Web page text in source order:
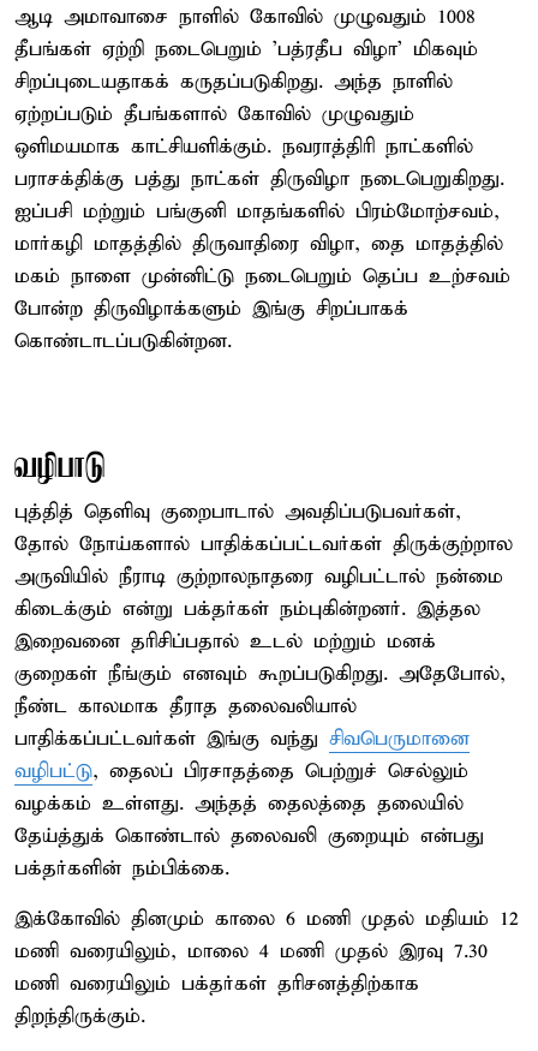
ஆடி அமாவாசை நாளில் கோவில் முழுவதும் 1008
தீபங்கள் ஏற்றி நடைபெறும் 'பத்ரதீப விழா' மிகவும்
சிறப்புடையதாகக் கருதப்படுகிறது. அந்த நாளில்
ஏற்றப்படும் தீபங்களால் கோவில் முழுவதும்
ஒளிமயமாக காட்சியளிக்கும். நவராத்திரி நாட்களில்
பராசக்திக்கு பத்து நாட்கள் திருவிழா நடைபெறுகிறது.
ஐப்பசி மற்றும் பங்குனி மாதங்களில் பிரம்மோற்சவம்,
மார்கழி மாதத்தில் திருவாதிரை விழா, தை மாதத்தில்
மகம் நாளை முன்னிட்டு நடைபெறும் தெப்ப உற்சவம்
போன்ற திருவிழாக்களும் இங்கு சிறப்பாகக்
கொண்டாடப்படுகின்றன.
வழிபாடு
புத்தித் தெளிவு குறைபாடால் அவதிப்படுபவர்கள்,
தோல் நோய்களால் பாதிக்கப்பட்டவர்கள் திருக்குற்றால
அருவியில் நீராடி குற்றாலநாதரை வழிபட்டால் நன்மை
கிடைக்கும் என்று பக்தர்கள் நம்புகின்றனர். இத்தல
இறைவனை தரிசிப்பதால் உடல் மற்றும் மனக்
குறைகள் நீங்கும் எனவும் கூறப்படுகிறது. அதேபோல்,
நீண்ட காலமாக தீராத தலைவலியால்
பாதிக்கப்பட்டவர்கள் இங்கு வந்து சிவபெருமானை
வழிபட்டு, தைலப் பிரசாதத்தை பெற்றுச் செல்லும்
வழக்கம் உள்ளது. அந்தத் தைலத்தை தலையில்
தேய்த்துக் கொண்டால் தலைவலி குறையும் என்பது
பக்தர்களின் நம்பிக்கை.
இக்கோவில் தினமும் காலை 6 மணி முதல் மதியம் 12
மணி வரையிலும், மாலை 4 மணி முதல் இரவு 7.30
மணி வரையிலும் பக்தர்கள் தரிசனத்திற்காக
திறந்திருக்கும்.